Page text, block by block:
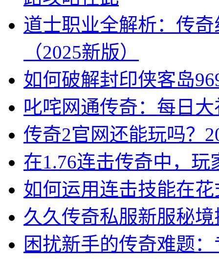
道士职业全解析：传
（2025新版）
如何破解封印侠客岛
叱咤网通传奇：每日
传奇2官网还能玩吗？
在1.76连击传奇中，玩
如何运用连击技能在
久久传奇私服新服秘
困扰新手的传奇难题